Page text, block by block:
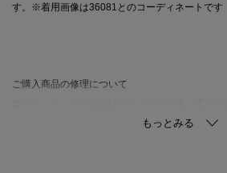
す。※着用画像は36081とのコーディネートです
ご購入商品の修理について